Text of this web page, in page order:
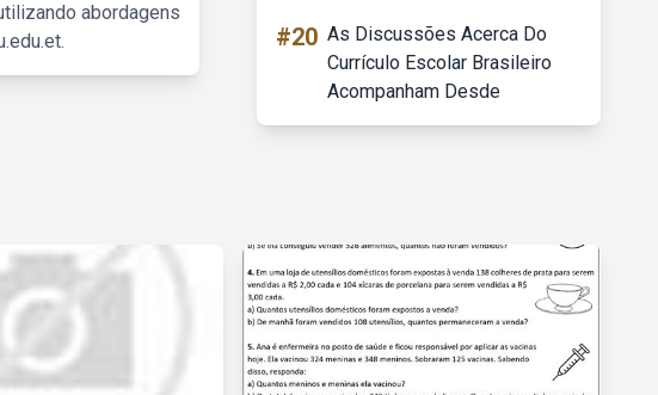
abordagens
#20 As Discussões Acerca Do
Currículo Escolar Brasileiro
Acompanham Desde